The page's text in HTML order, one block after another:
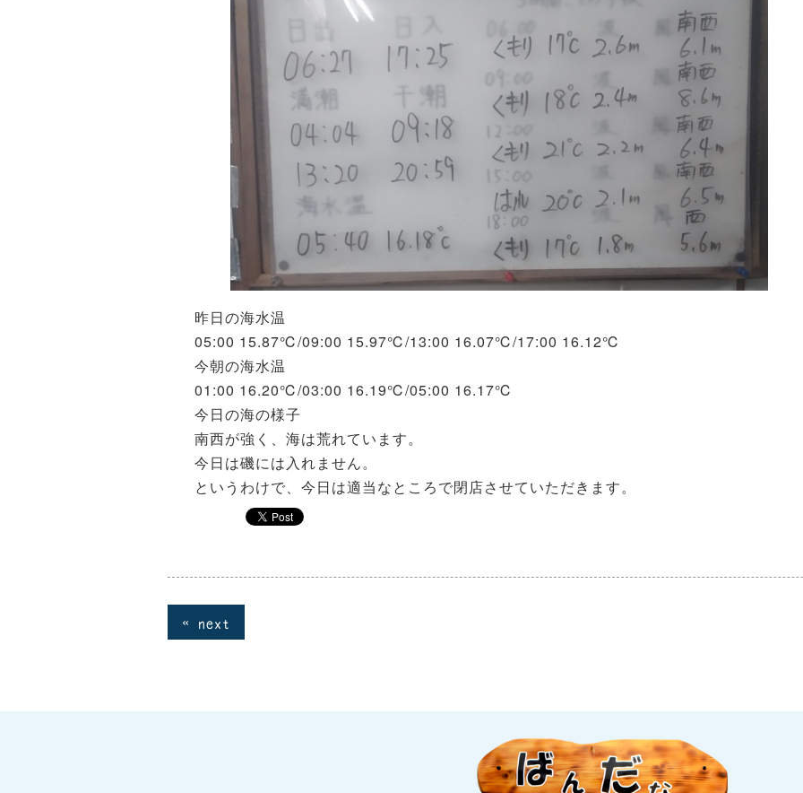
昨日の海水温
05:00 15.87℃/09:00 15.97℃/13:00 16.07℃/17:00 16.12℃
今朝の海水温
01:00 16.20℃/03:00 16.19℃/05:00 16.17℃
今日の海の様子
南西が強く、海は荒れています。
今日は磯には入れません。
というわけで、今日は適当なところで閉店させていただきます。
« next